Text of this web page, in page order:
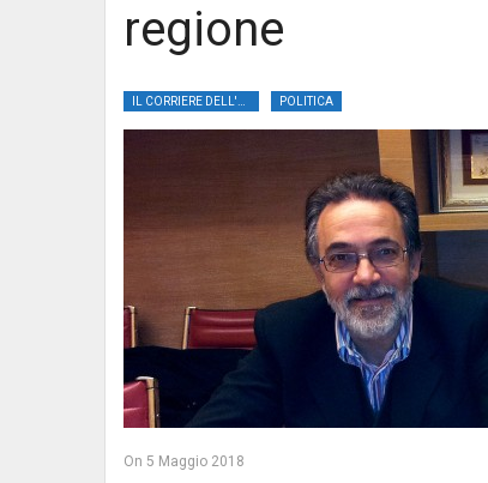
regione
POLITICA
On 5 Maggio 2018